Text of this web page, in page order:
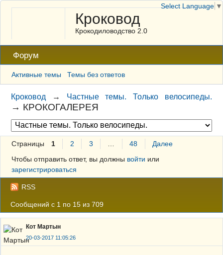
Кроковод
Крокодиловодство 2.0
Форум
Активные темы Темы без ответов
Кроковод → Частные темы. Только велосипеды.
→ КРОКОГАЛЕРЕЯ
Страницы 1 2 3 48
Далее
Чтобы отправить ответ, вы должны войти или
зарегистрироваться
RSS
Сообщений с 1 по 15 из 709
Кот Мартын
20-03-2017 11:05:26
Select Language ▼